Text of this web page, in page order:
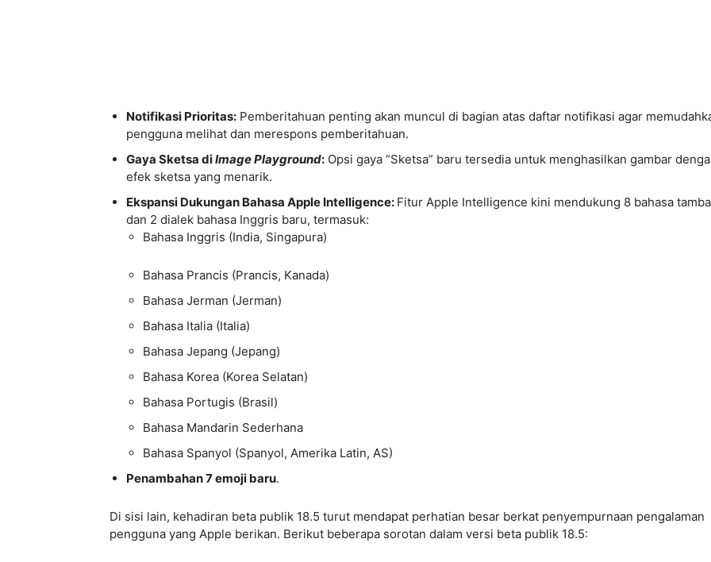
Notifikasi Prioritas: Pemberitahuan penting akan muncul di bagian atas daftar notifikasi agar
pengguna melihat dan merespons pemberitahuan.
Gaya Sketsa diImage Playground: Opsi gaya “Sketsa” baru tersedia untuk menghasilkan gambar
efek sketsa yang menarik.
Ekspansi Dukungan Bahasa Apple Intelligence: Fitur Apple Intelligence kini mendukung 8 bahasa
dan 2 dialek bahasa Inggris baru, termasuk:
Bahasa Inggris (India, Singapura)
Bahasa Prancis (Prancis, Kanada)
Bahasa Jerman (Jerman)
Bahasa Italia (Italia)
Bahasa Jepang (Jepang)
Bahasa Korea (Korea Selatan)
Bahasa Portugis (Brasil)
Bahasa Mandarin Sederhana
Bahasa Spanyol (Spanyol, Amerika Latin, AS)
Penambahan 7 emoji baru.
Di sisi lain, kehadiran beta publik 18.5 turut mendapat perhatian besar berkat penyempurnaan pengalaman
pengguna yang Apple berikan. Berikut beberapa sorotan dalam versi beta publik 18.5: